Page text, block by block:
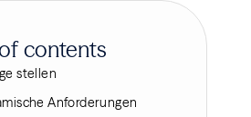
contents
stellen
Anforderungen